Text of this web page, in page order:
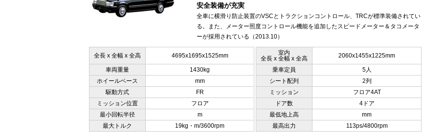
安全装備が充実
全車に横滑り防止装置のVSCとトラクションコントロール、TRCが標準装備されてい
る。また、メーター照度コントロール機能を追加したスピードメーター＆タコメータ
ーが採用されている（2013.10）
全長 x 全幅 x 全高 4695x1695x1525mm
室内
全長 x 全幅 x 全高
2060x1455x1225mm
車両重量 1430kg 乗車定員
5人
ホイールベース
mm シート配列
2列
駆動方式
FR ミッション
フロア4AT
ミッション位置
フロア ドア数
4ドア
最小回転半径
m 最低地上高
mm
最大トルク
19kg・m/3600rpm 最高出力 113ps/4800rpm